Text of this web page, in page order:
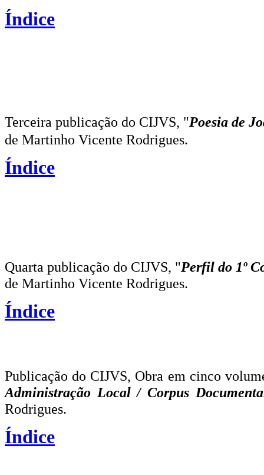
Índice
Terceira publicação do CIJVS, "Poesia de
de Martinho Vicente Rodrigues.
Índice
Quarta publicação do CIJVS, "Perfil do 1º
de Martinho Vicente Rodrigues.
Índice
Publicação do CIJVS, Obra em cinco
Administração Local / Corpus
Rodrigues.
Índice